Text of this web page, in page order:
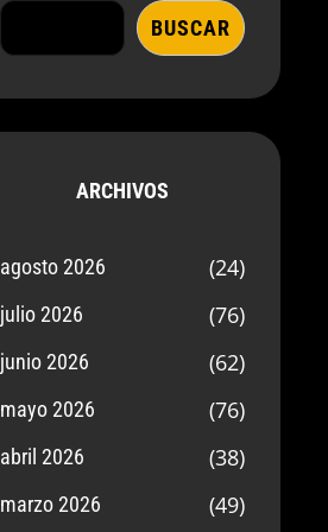
BUSCAR
ARCHIVOS
agosto 2026 (24)
julio 2026 (76)
junio 2026 (62)
mayo 2026 (76)
abril 2026 (38)
marzo 2026 (49)